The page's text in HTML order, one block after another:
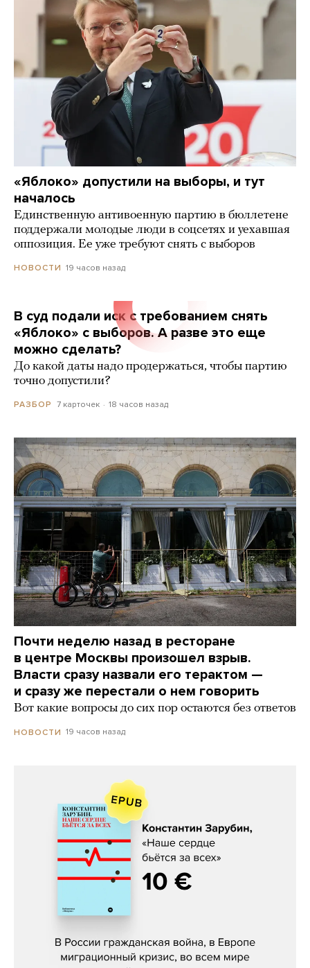
«Яблоко» допустили на выборы, и тут
началось
Единственную антивоенную партию в бюллетене
поддержали молодые люди в соцсетях и уехавшая
оппозиция. Ее уже требуют снять с выборов
НОВОСТИ 19 часов назад
В суд подали иск с требованием снять
«Яблоко» с выборов. А разве это еще
можно сделать?
До какой даты надо продержаться, чтобы партию
точно допустили?
РАЗБОР 7 карточек 18 часов назад
Почти неделю назад в ресторане
в центре Москвы произошел взрыв.
Власти сразу назвали его терактом —
и сразу же перестали о нем говорить
Вот какие вопросы до сих пор остаются без ответов
НОВОСТИ 19 часов назад
Константин Зарубин, «Наше сердце